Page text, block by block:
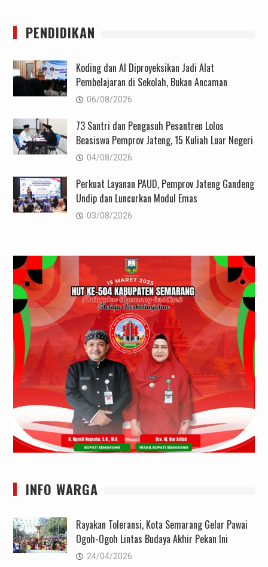
PENDIDIKAN
Koding dan AI Diproyeksikan Jadi Alat
Pembelajaran di Sekolah, Bukan Ancaman
06/08/2026
73 Santri dan Pengasuh Pesantren Lolos
Beasiswa Pemprov Jateng, 15 Kuliah Luar Negeri
04/08/2026
Perkuat Layanan PAUD, Pemprov Jateng Gandeng
Undip dan Luncurkan Modul Emas
03/08/2026
INFO WARGA
Rayakan Toleransi, Kota Semarang Gelar Pawai
Ogoh-Ogoh Lintas Budaya Akhir Pekan Ini
24/04/2026